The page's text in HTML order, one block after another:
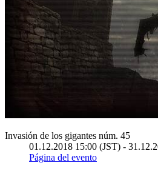
Invasión de los gigantes núm. 45
01.12.2018 15:00 (JST) -
Página del evento